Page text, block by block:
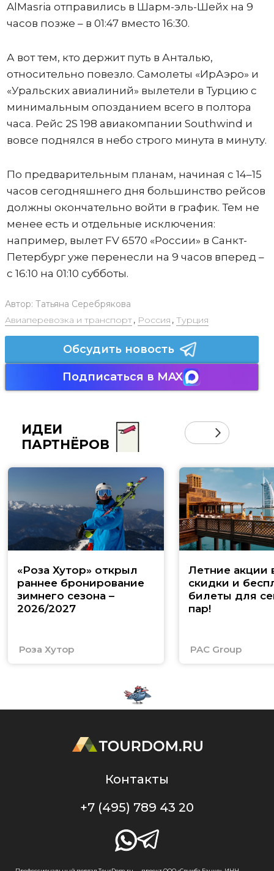
AlMasria отправились в Шарм-эль-Шейх на 9
часов позже – в 01:47 вместо 16:30.
А вот тем, кто держит путь в Анталью,
относительно повезло. Самолеты «ИрАэро» и
«Уральских авиалиний» вылетели в Турцию с
минимальным опозданием всего в полтора
часа. Рейс 2S 198 авиакомпании Southwind и
вовсе поднялся в небо строго минута в минуту.
По предварительным планам, начиная с 14–15
часов сегодняшнего дня большинство рейсов
должны окончательно войти в график. Тем не
менее есть и отдельные исключения:
например, вылет FV 6570 «России» в Санкт-
Петербург уже перенесли на 9 часов вперед –
с 16:10 на 01:10 субботы.
Автор: Татьяна Серебрякова
Авиаперевозка и транспорт, Россия , Турция
Обсудить новость
Подписаться в MAX
ИДЕИ
ПАРТНЁРОВ
«Роза Хутор» открыл
раннее бронирование
зимнего сезона –
2026/2027
Роза Хутор
Летние акции
скидки и
билеты для
пар!
PAC Group
Контакты
+7 (495) 789 43 20